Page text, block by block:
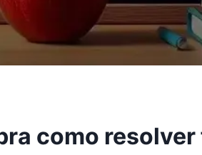
como